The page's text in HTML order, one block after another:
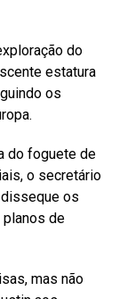
do
estatura
os
do foguete de
o secretário
os
de
mas não